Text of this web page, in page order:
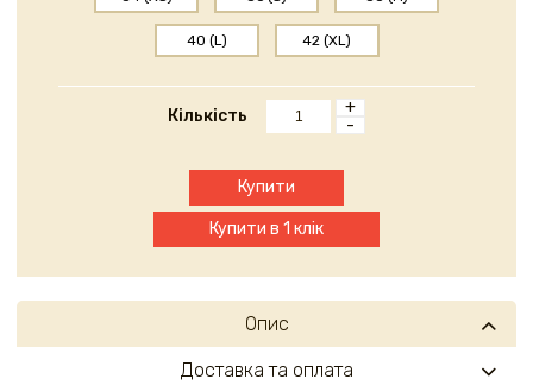
40 (L) 42 (XL)
Кількість
+
-
Купити
Купити в 1 клік
Опис
Доставка та оплата